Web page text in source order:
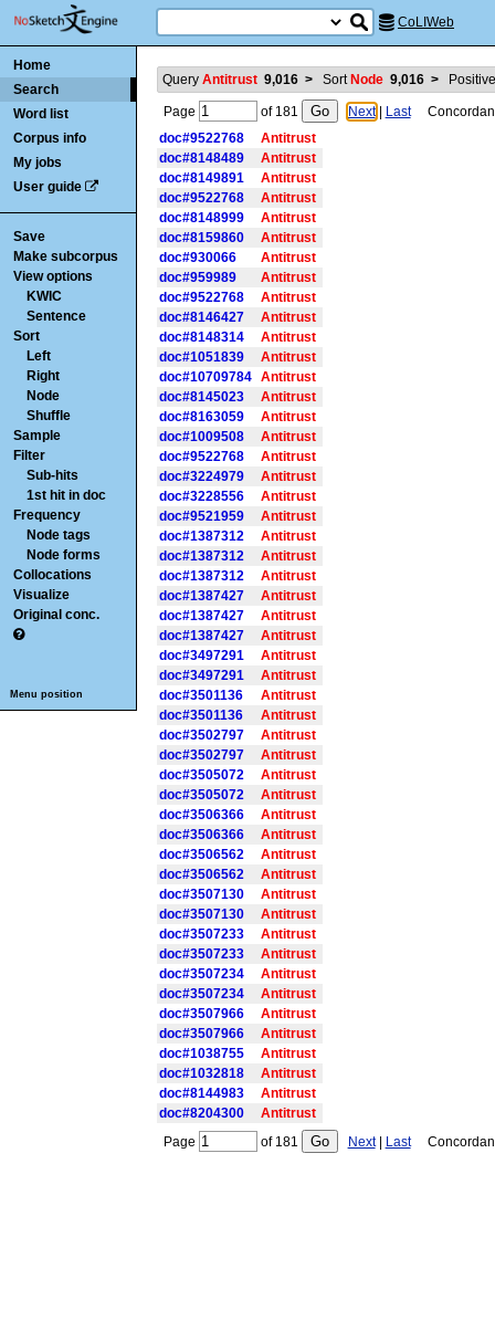
CoLIWeb
Home
Search
Word list
Corpus info
My jobs
User guide
Save
Make subcorpus
View options
KWIC
Sentence
Sort
Left
Right
Node
Shuffle
Sample
Filter
Sub-hits
1st hit in doc
Frequency
Node tags
Node forms
Collocations
Visualize
Original conc.
Menu position
Query Antitrust 9,016 > Sort Node 9,016 >
Page of 181 Next| Last
doc#9522768
Antitrust
doc#8148489
Antitrust
doc#8149891
Antitrust
doc#9522768
Antitrust
doc#8148999
Antitrust
doc#8159860
Antitrust
doc#930066
Antitrust
doc#959989
Antitrust
doc#9522768
Antitrust
doc#8146427
Antitrust
doc#8148314
Antitrust
doc#1051839
Antitrust
doc#10709784
Antitrust
doc#8145023
Antitrust
doc#8163059
Antitrust
doc#1009508
Antitrust
doc#9522768
Antitrust
doc#3224979
Antitrust
doc#3228556
Antitrust
doc#9521959
Antitrust
doc#1387312
Antitrust
doc#1387312
Antitrust
doc#1387312
Antitrust
doc#1387427
Antitrust
doc#1387427
Antitrust
doc#1387427
Antitrust
doc#3497291
Antitrust
doc#3497291
Antitrust
doc#3501136
Antitrust
doc#3501136
Antitrust
doc#3502797
Antitrust
doc#3502797
Antitrust
doc#3505072
Antitrust
doc#3505072
Antitrust
doc#3506366
Antitrust
doc#3506366
Antitrust
doc#3506562
Antitrust
doc#3506562
Antitrust
doc#3507130
Antitrust
doc#3507130
Antitrust
doc#3507233
Antitrust
doc#3507233
Antitrust
doc#3507234
Antitrust
doc#3507234
Antitrust
doc#3507966
Antitrust
doc#3507966
Antitrust
doc#1038755
Antitrust
doc#1032818
Antitrust
doc#8144983
Antitrust
doc#8204300
Antitrust
Page
of 181 Next| Last